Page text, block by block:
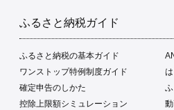
ふるさと納税ガイド
ふるさと納税の基本ガイド
ワンストップ特例制度ガイド
確定申告のしかた
控除上限額シミュレーション